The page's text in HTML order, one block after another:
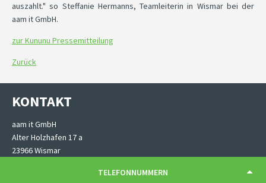
auszahlt." so Steffanie Hermanns, Teamleiterin in Wismar bei der
aam it GmbH.
zur Kununu Pressemitteilung
Zurück
KONTAKT
aam it GmbH
Alter Holzhafen 17 a
23966 Wismar
TELEFONNUMMERN